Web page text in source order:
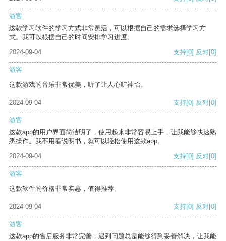
游客
这款学习软件的学习方式非常灵活，可以根据自己的需求选择学习方
式。我可以根据自己的时间安排学习进度。
2024-09-04
支持[0] 反对[0]
游客
这款游戏的音乐非常优美，听了让人心旷神怡。
2024-09-04 支持[0] 反对[0]
游客
这款app的用户界面简洁明了，使用起来非常容易上手，让我能够快速熟
悉操作。我不用看说明书，就可以轻松使用这款app。
2024-09-04
支持[0] 反对[0]
游客
这款软件的价格非常实惠，值得推荐。
2024-09-04 支持[0] 反对[0]
游客
这款app的售后服务非常完善，遇到问题总是能够得到妥善解决，让我能